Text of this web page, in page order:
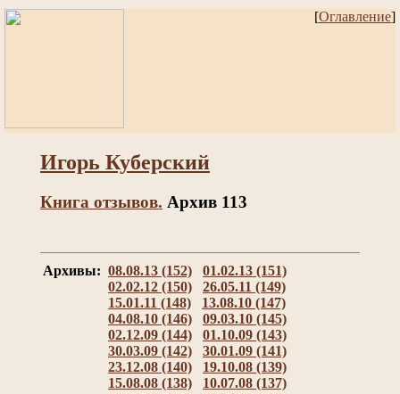
[Оглавление]
Игорь Куберский
Книга отзывов. Архив 113
Архивы: 08.08.13 (152)
01.02.13 (151)
02.02.12 (150)
26.05.11 (149)
15.01.11 (148)
13.08.10 (147)
04.08.10 (146)
09.03.10 (145)
02.12.09 (144)
01.10.09 (143)
30.03.09 (142)
30.01.09 (141)
23.12.08 (140)
19.10.08 (139)
15.08.08 (138)
10.07.08 (137)